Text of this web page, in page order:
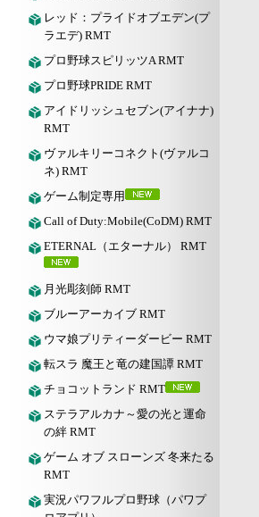
レッド：プライドオブエデン(プ
ラエデ) RMT
プロ野球スピリッツA RMT
プロ野球PRIDE RMT
アイドリッシュセブン(アイナナ)
RMT
ヴァルキリーコネクト(ヴァルコ
ネ) RMT
ゲーム制定専用
Call of Duty:Mobile(CoDM) RMT
ETERNAL（エターナル） RMT
月光彫刻師 RMT
ブルーアーカイブ RMT
ウマ娘プリティーダービー RMT
転スラ 魔王と竜の建国譚 RMT
チョコットランド RMT
ステラアルカナ～愛の光と運命
の絆 RMT
ゲーム オブ スローンズ 冬来たる
RMT
実況パワフルプロ野球（パワプ